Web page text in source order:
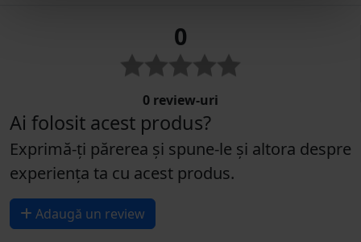
0
0 review-uri
Ai folosit acest produs?
Exprimă-ți părerea și spune-le și altora despre
experiența ta cu acest produs.
Adaugă un review